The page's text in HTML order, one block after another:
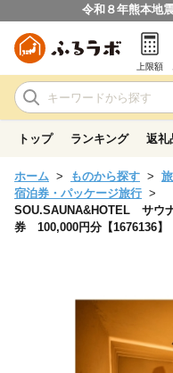
令和８年熊本地
上限額
トップ ランキング 返礼
ホーム ものから探す
宿泊券・パッケージ旅行
SOU.SAUNA&HOTEL サウ
券 100,000円分【1676136】